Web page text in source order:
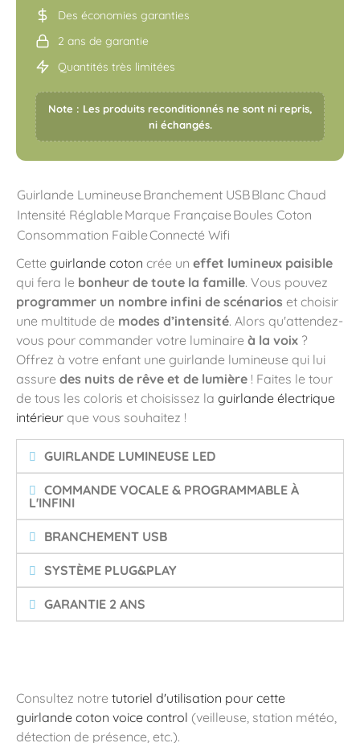
Des économies garanties
2 ans de garantie
Quantités très limitées
Note : Les produits reconditionnés ne sont ni repris,
ni échangés.
Guirlande Lumineuse Branchement USBBlanc Chaud
Intensité Réglable Marque Française Boules Coton
Consommation FaibleConnecté Wifi
Cette guirlande coton crée un effet lumineux paisible
qui fera le bonheur de toute la famille. Vous pouvez
programmer un nombre infini de scénarios et choisir
une multitude de modes d’intensité. Alors qu'attendez-
vous pour commander votre luminaire à la voix ?
Offrez à votre enfant une guirlande lumineuse qui lui
assure des nuits de rêve et de lumière ! Faites le tour
de tous les coloris et choisissez la guirlande électrique
intérieur que vous souhaitez !
GUIRLANDE LUMINEUSE LED
COMMANDE VOCALE & PROGRAMMABLE À
L'INFINI
BRANCHEMENT USB
SYSTÈME PLUG&PLAY
GARANTIE 2 ANS
Consultez notre tutoriel d'utilisation pour cette
guirlande coton voice control (veilleuse, station météo,
détection de présence, etc.).